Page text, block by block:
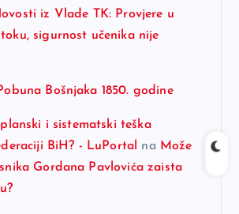
iz Vlade TK: Provjere u
sigurnost učenika nije
Bošnjaka 1850. godine
i sistematski teška
BiH? - LuPortal
na Može
Gordana Pavlovića zaista